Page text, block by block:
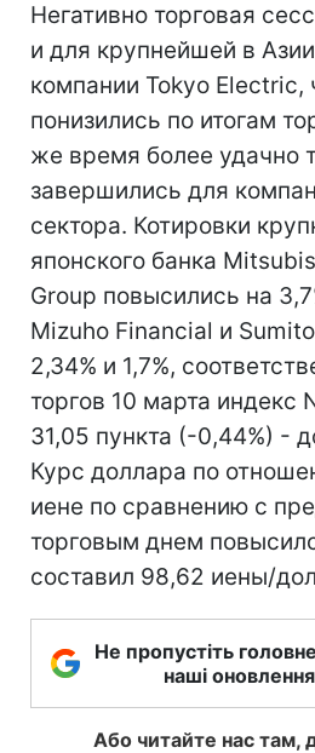
Негативно торговая
и для крупнейшей в
компании Tokyo Electric,
понизились по итогам
же время более удачно
завершились для
сектора. Котировки
японского банка
Group повысились на
Mizuho Financial и
2,34% и 1,7%,
торгов 10 марта индекс
31,05 пункта (-0,44%) -
Курс доллара по
иене по сравнению с
торговым днем
составил 98,62 иены/
Не пропустіть
наші
Або читайте нас там,